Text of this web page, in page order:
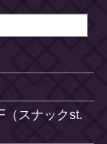
（スナックst.